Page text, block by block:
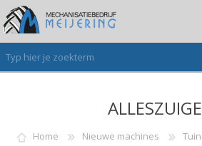
AANMELDEN ALS NIEUWE KLANT
INLOGGEN
Home Nieuwe machines